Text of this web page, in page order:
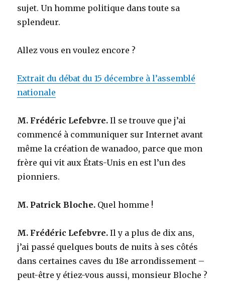
sujet. Un homme politique dans toute sa
splendeur.
Allez vous en voulez encore ?
Extrait du débat du 15 décembre à l’assemblé
nationale
M. Frédéric Lefebvre. Il se trouve que j’ai
commencé à communiquer sur Internet avant
même la création de wanadoo, parce que mon
frère qui vit aux États-Unis en est l’un des
pionniers.
M. Patrick Bloche. Quel homme !
M. Frédéric Lefebvre. Il y a plus de dix ans,
j’ai passé quelques bouts de nuits à ses côtés
dans certaines caves du 18e arrondissement –
peut-être y étiez-vous aussi, monsieur Bloche ?